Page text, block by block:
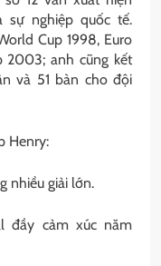
sự nghiệp quốc tế.
Cup 1998, Euro
2003; anh cũng kết
và 51 bàn cho đội
Henry:
nhiều giải lớn.
đầy cảm xúc năm